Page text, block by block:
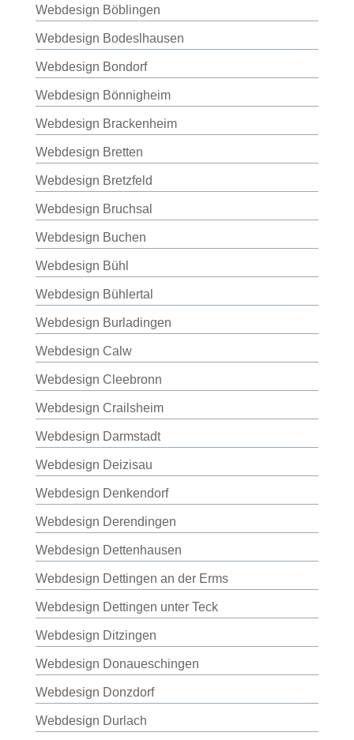
Webdesign Böblingen
Webdesign Bodeslhausen
Webdesign Bondorf
Webdesign Bönnigheim
Webdesign Brackenheim
Webdesign Bretten
Webdesign Bretzfeld
Webdesign Bruchsal
Webdesign Buchen
Webdesign Bühl
Webdesign Bühlertal
Webdesign Burladingen
Webdesign Calw
Webdesign Cleebronn
Webdesign Crailsheim
Webdesign Darmstadt
Webdesign Deizisau
Webdesign Denkendorf
Webdesign Derendingen
Webdesign Dettenhausen
Webdesign Dettingen an der Erms
Webdesign Dettingen unter Teck
Webdesign Ditzingen
Webdesign Donaueschingen
Webdesign Donzdorf
Webdesign Durlach